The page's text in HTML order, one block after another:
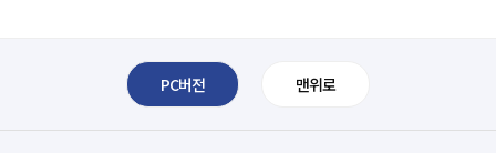
PC버전 맨위로